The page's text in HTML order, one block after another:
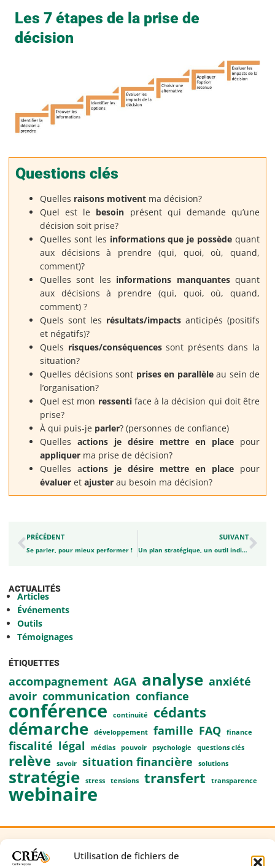
Utilisation de fichiers de
Les 7 étapes de la prise de
décision
Questions clés
Quelles raisons motivent ma décision?
Quel est le besoin présent qui demande qu’une
décision soit prise?
Quelles sont les informations que je possède quant
aux décisions à prendre (qui, quoi, où, quand,
comment)?
Quelles sont les informations manquantesquant
aux décisions à prendre (qui, quoi, où, quand,
comment) ?
Quels sont les résultats/impacts anticipés (positifs
et négatifs)?
Quels risques/conséquencessont présents dans la
situation?
Quelles décisions sont prises en parallèleau sein de
l’organisation?
Quel est mon ressentiface à la décision qui doit être
prise?
À qui puis-je parler? (personnes de confiance)
Quelles actions je désire mettre en place pour
appliquer ma prise de décision?
Quelles actions je désire mettre en place pour
évaluer et ajuster au besoin ma décision?
PRÉCÉDENT
Se parler, pour mieux performer !
SUIVANT
Un plan stratégique, un outil indispensable
ACTUALITÉS
Articles
Événements
Outils
Témoignages
ÉTIQUETTES
accompagnement AGA analyse anxiété
avoir communication confiance
conférence continuité cédants
démarche développement famille FAQ finance
fiscalité légal médias pouvoir psychologie questions clés
relève savoir situation financière solutions
stratégie stress tensions transfert transparence
webinaire